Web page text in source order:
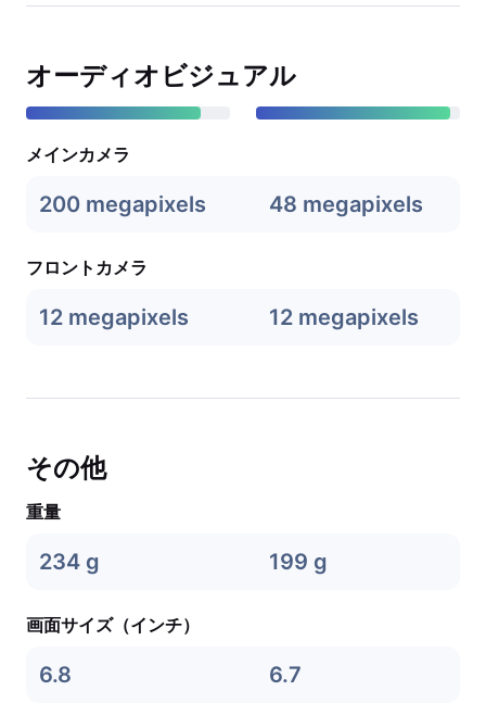
オーディオビジュアル
メインカメラ
200 megapixels 48 megapixels
フロントカメラ
12 megapixels 12 megapixels
その他
重量
234 g 199 g
画面サイズ（インチ）
6.8 6.7